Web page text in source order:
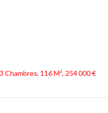
Chambres, 116 M², 254 000 €